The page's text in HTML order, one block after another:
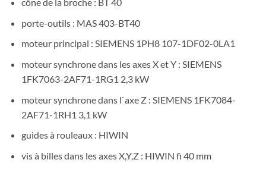
porte-outils : MAS 403-BT40
moteur principal : SIEMENS 1PH8 107-1DF02-0LA1
moteur synchrone dans les axes X et Y : SIEMENS
1FK7063-2AF71-1RG1 2,3 kW
moteur synchrone dans l`axe Z : SIEMENS 1FK7084-
2AF71-1RH1 3,1 kW
guides à rouleaux : HIWIN
vis à billes dans les axes X,Y,Z : HIWIN fi 40 mm